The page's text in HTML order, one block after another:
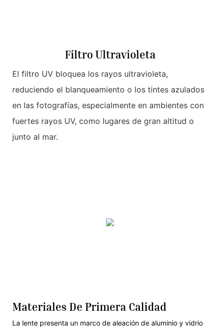
Filtro Ultravioleta
El filtro UV bloquea los rayos ultravioleta,
reduciendo el blanqueamiento o los tintes azulados
en las fotografías, especialmente en ambientes con
fuertes rayos UV, como lugares de gran altitud o
junto al mar.
Materiales De Primera Calidad
La lente presenta un marco de aleación de aluminio y vidrio